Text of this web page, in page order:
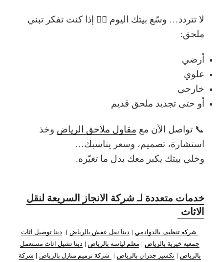
لا تتردد… وسّع بيتك اليوم 👷‍♂️ إذا كنت تفكر تبني
ملحق:
أرضي
علوي
خارجي
أو حتى تجديد ملحق قديم
📞 تواصل الآن مع مقاول ملاحق الرياض وخذ
استشارة، تصميم، وسعر يناسبك…
وخلي بيتك يكبر معك بدل ما تغيّره.
خدمات متعددة لـ شركة الانجاز السريعة لنقل
الاثاث
شركة تنظيف بالدوادمي | دينا نقل عفش بالرياض | دينا توصيل اثاث
جمعيه خيرية بالرياض | معلم لياسه بالرياض | دينا تشيل اثاث مستعمل
بالرياض |تكسير جدران بالرياض | شركة ترميم منازل بالرياض | شركة